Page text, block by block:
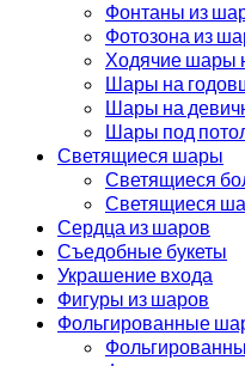
Фонтаны из
Фотозона из
Ходячие шары
Шары на
Шары на
Шары под
Светящиеся шары
Светящиеся
Светящиеся
Сердца из шаров
Съедобные букеты
Украшение входа
Фигуры из шаров
Фольгированные